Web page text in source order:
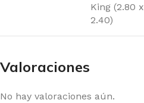
King (2.80 x
2.40)
Valoraciones
No hay valoraciones aún.